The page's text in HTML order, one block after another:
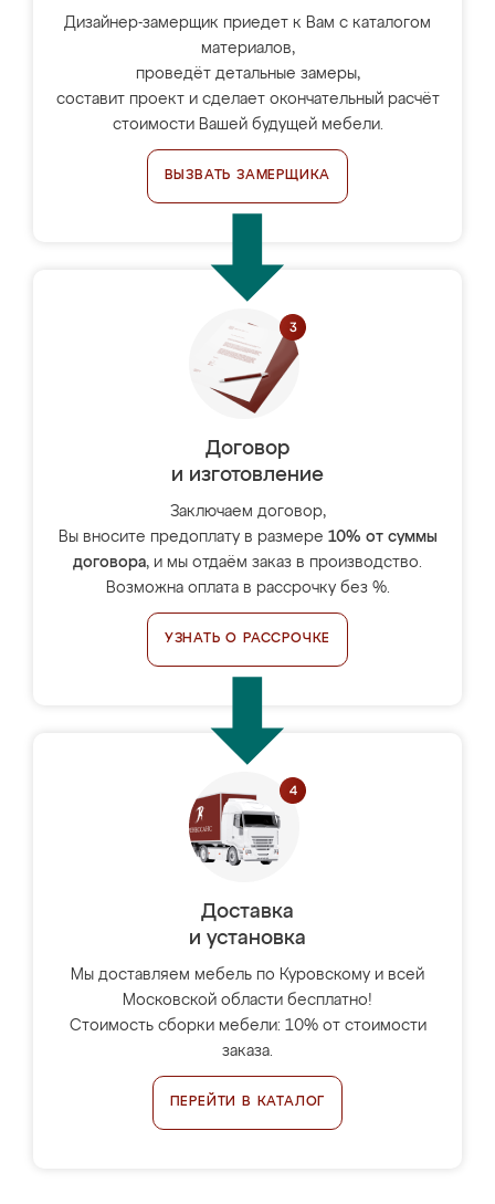
Дизайнер-замерщик приедет к Вам с каталогом
материалов,
проведёт детальные замеры,
составит проект и сделает окончательный расчёт
стоимости Вашей будущей мебели.
ВЫЗВАТЬ ЗАМЕРЩИКА
Договор
и изготовление
Заключаем договор,
Вы вносите предоплату в размере 10% от суммы
договора, и мы отдаём заказ в производство.
Возможна оплата в рассрочку без %.
УЗНАТЬ О РАССРОЧКЕ
Доставка
и установка
Мы доставляем мебель по Куровскому и всей
Московской области бесплатно!
Стоимость сборки мебели: 10% от стоимости
заказа.
ПЕРЕЙТИ В КАТАЛОГ